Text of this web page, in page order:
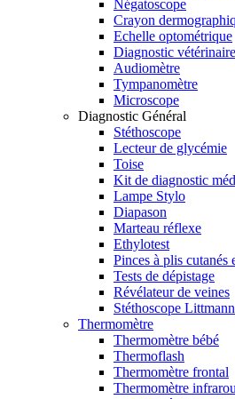
Négatoscope
Crayon
Echelle optométrique
Diagnostic vétérinaire
Audiomètre
Tympanomètre
Microscope
Diagnostic Général
Stéthoscope
Lecteur de glycémie
Toise
Kit de diagnostic
Lampe Stylo
Diapason
Marteau réflexe
Ethylotest
Pinces à plis cutanés
Tests de dépistage
Révélateur de veines
Stéthoscope Littmann
Thermomètre
Thermomètre bébé
Thermoflash
Thermomètre frontal
Thermomètre